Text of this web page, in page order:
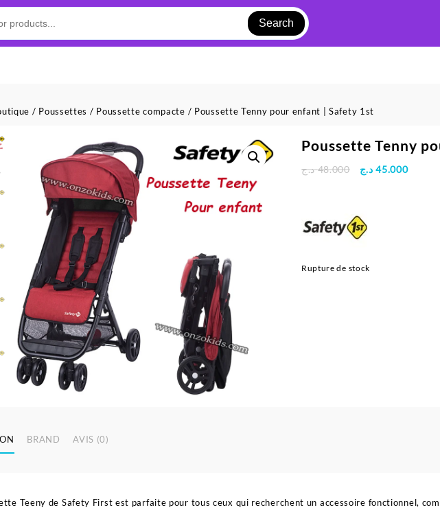
Search
/ Poussettes / Poussette compacte / Poussette Tenny pour enfant | Safety 1st
Poussette Tenny
48.000 د.ج
Le
45.000 د.ج
Le
Rupture de stock
BRAND AVIS (0)
Teeny de Safety First est parfaite pour tous ceux qui recherchent un accessoire fonctionnel,